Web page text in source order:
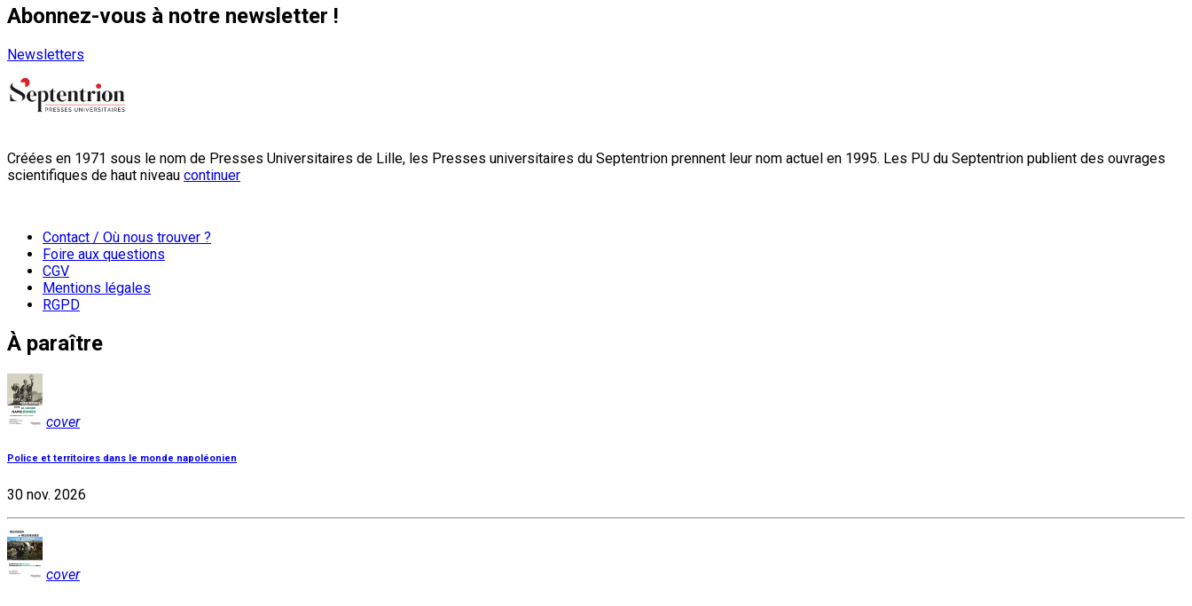
Abonnez-vous à notre newsletter !
Newsletters
Créées en 1971 sous le nom de Presses Universitaires de Lille, les Presses universitaires du Septentrion prennent leur nom actuel en 1995. Les PU du Septentrion publient des ouvrages
scientifiques de haut niveau continuer
Contact / Où nous trouver ?
Foire aux questions
CGV
Mentions légales
RGPD
À paraître
cover
Police et territoires dans le monde napoléonien
30 nov. 2026
cover